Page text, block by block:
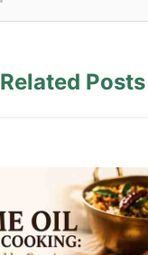
Related Posts